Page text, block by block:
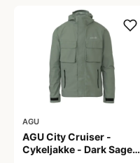
AGU
AGU City Cruiser -
Cykeljakke - Dark Sage -